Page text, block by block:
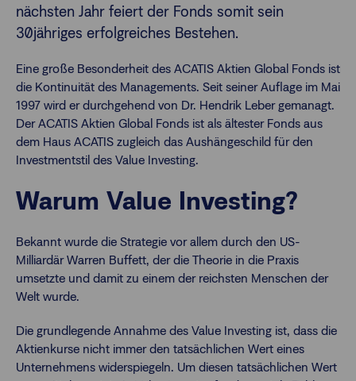
nächsten Jahr feiert der Fonds somit sein
30jähriges erfolgreiches Bestehen.
Eine große Besonderheit des ACATIS Aktien Global Fonds ist
die Kontinuität des Managements. Seit seiner Auflage im Mai
1997 wird er durchgehend von Dr. Hendrik Leber gemanagt.
Der ACATIS Aktien Global Fonds ist als ältester Fonds aus
dem Haus ACATIS zugleich das Aushängeschild für den
Investmentstil des Value Investing.
Warum Value Investing?
Bekannt wurde die Strategie vor allem durch den US-
Milliardär Warren Buffett, der die Theorie in die Praxis
umsetzte und damit zu einem der reichsten Menschen der
Welt wurde.
Die grundlegende Annahme des Value Investing ist, dass die
Aktienkurse nicht immer den tatsächlichen Wert eines
Unternehmens widerspiegeln. Um diesen tatsächlichen Wert